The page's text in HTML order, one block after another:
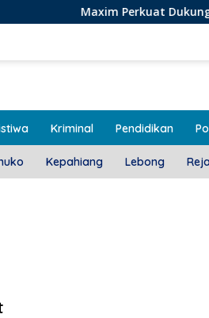
Maxim Perkuat Dukungan Bagi
Kriminal Pendidikan
Kepahiang Lebong